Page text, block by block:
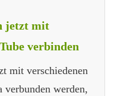
jetzt mit
verbinden
mit verschiedenen
verbunden werden,